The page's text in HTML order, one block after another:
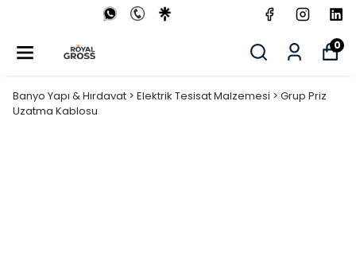
0
Banyo Yapı & Hırdavat > Elektrik Tesisat Malzemesi > Grup Priz
Uzatma Kablosu